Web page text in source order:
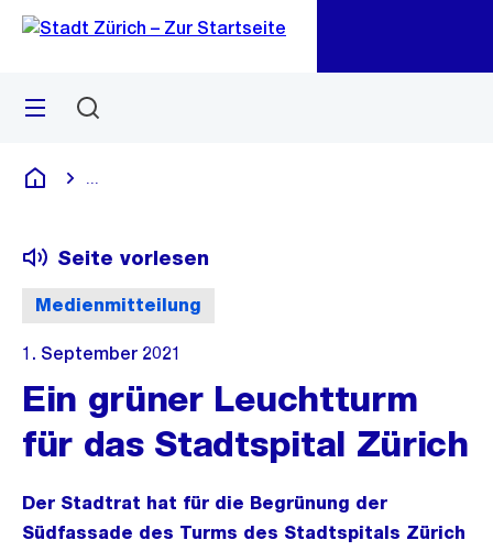
Navigation
Sprunglink
Menü
Deutsch
Medienmitteilung
Seite vorlesen
1. September 2021
Ein grüner Leuchtturm
für das Stadtspital Zürich
Der Stadtrat hat für die Begrünung der
Südfassade des Turms des Stadtspitals Zürich